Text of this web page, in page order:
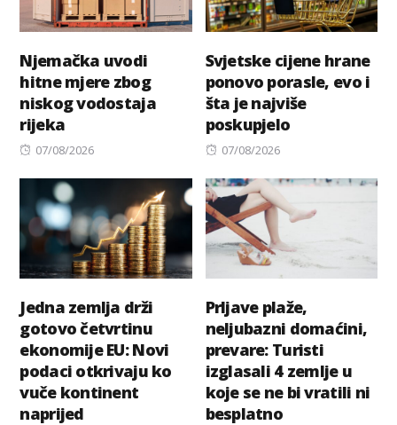
Njemačka uvodi
hitne mjere zbog
niskog vodostaja
rijeka
Posted
07/08/2026
Svjetske cijene hrane
ponovo porasle, evo i
šta je najviše
poskupjelo
Posted
07/08/2026
Jedna zemlja drži
gotovo četvrtinu
ekonomije EU: Novi
podaci otkrivaju ko
vuče kontinent
naprijed
Prljave plaže,
neljubazni domaćini,
prevare: Turisti
izglasali 4 zemlje u
koje se ne bi vratili ni
besplatno